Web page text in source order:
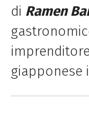
di Ramen
giapponese